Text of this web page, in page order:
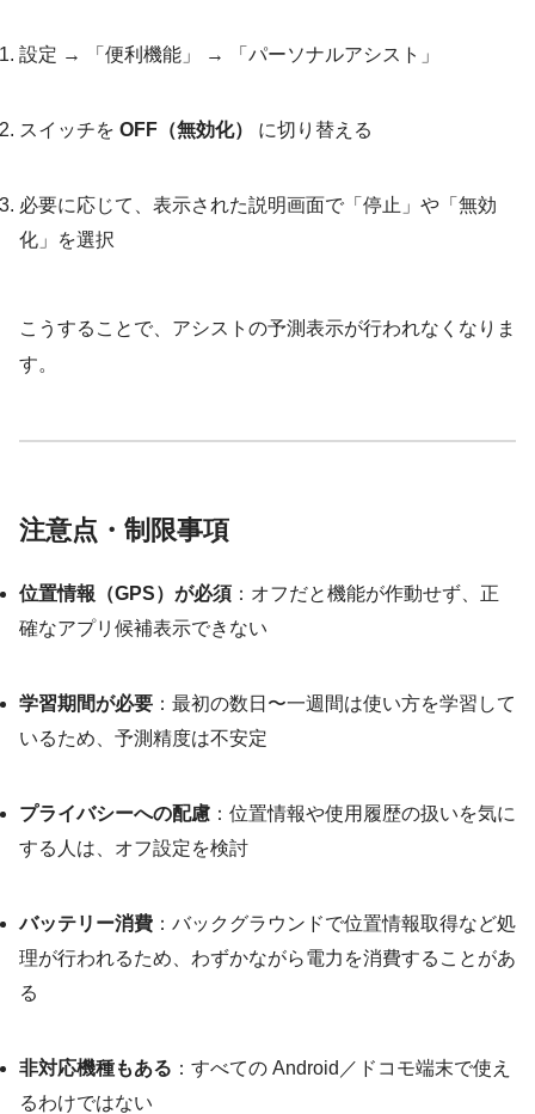
設定 → 「便利機能」 → 「パーソナルアシスト」
スイッチを OFF（無効化） に切り替える
必要に応じて、表示された説明画面で「停止」や「無効
化」を選択
こうすることで、アシストの予測表示が行われなくなりま
す。
注意点・制限事項
位置情報（GPS）が必須 ：オフだと機能が作動せず、正
確なアプリ候補表示できない
学習期間が必要 ：最初の数日〜一週間は使い方を学習して
いるため、予測精度は不安定
プライバシーへの配慮 ：位置情報や使用履歴の扱いを気に
する人は、オフ設定を検討
バッテリー消費 ：バックグラウンドで位置情報取得など処
理が行われるため、わずかながら電力を消費することがあ
る
非対応機種もある ：すべての Android／ドコモ端末で使え
るわけではない